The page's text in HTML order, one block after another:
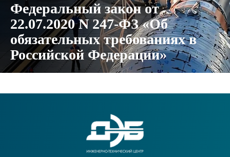
Федеральный закон от
22.07.2020 N 247-ФЗ «Об
обязательных требованиях в
Российской Федерации»